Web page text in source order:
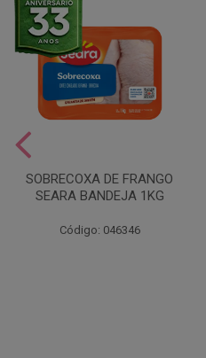
SOBRECOXA DE FRANGO
SEARA BANDEJA 1KG
Código: 046346